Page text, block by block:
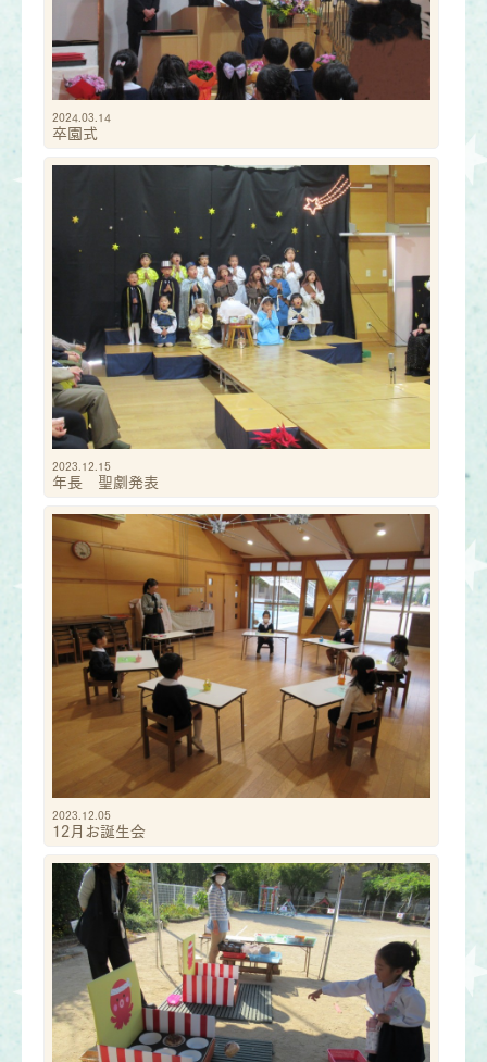
2024.03.14
卒園式
2023.12.15
年長 聖劇発表
2023.12.05
12月お誕生会